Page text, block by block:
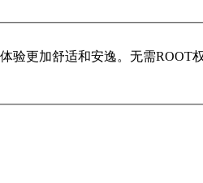
验更加舒适和安逸。无需ROOT